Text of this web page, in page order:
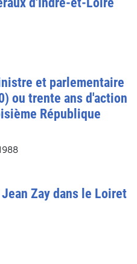
et parlementaire
ou trente ans d'action
République
Zay dans le Loiret